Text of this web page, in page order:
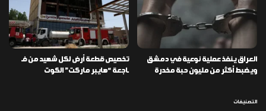
العراق ينفذ عملية نوعية في دمشق
ويضبط أكثر من مليون حبة مخدرة
تخصيص قطعة أرض لكل شهيد من فـ
ـاجعة “هايبر ماركت” الكوت
التصنيفات